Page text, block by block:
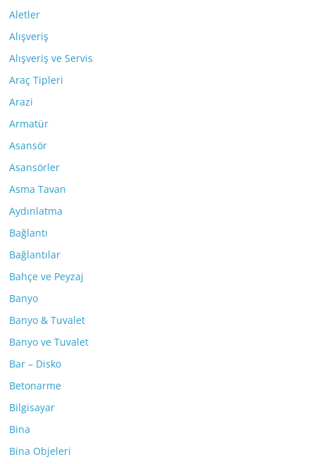
Aletler
Alışveriş
Alışveriş ve Servis
Araç Tipleri
Arazi
Armatür
Asansör
Asansörler
Asma Tavan
Aydınlatma
Bağlantı
Bağlantılar
Bahçe ve Peyzaj
Banyo
Banyo & Tuvalet
Banyo ve Tuvalet
Bar – Disko
Betonarme
Bilgisayar
Bina
Bina Objeleri